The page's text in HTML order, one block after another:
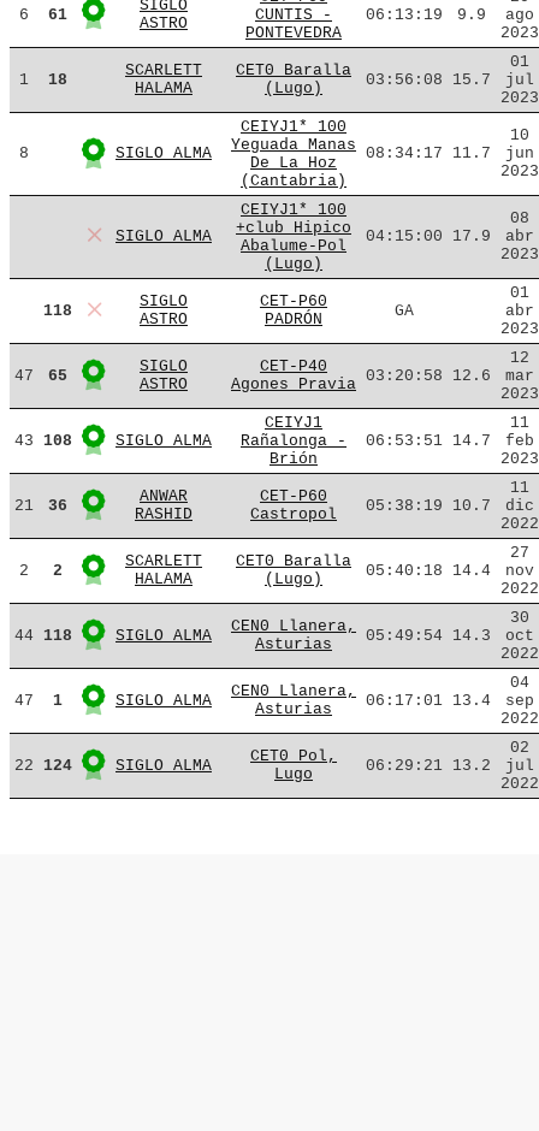
6 61
SIGLO
ASTRO
CUNTIS -
PONTEVEDRA
06:13:19 9.9
ago
2023
1 18
SCARLETT
HALAMA
CET0 Baralla
(Lugo)
03:56:08 15.7
01
jul
2023
8 SIGLO ALMA
CEIYJ1* 100
Yeguada Manas
De La Hoz
(Cantabria)
08:34:17 11.7
10
jun
2023
SIGLO ALMA
CEIYJ1* 100
+club Hipico
Abalume-Pol
(Lugo)
04:15:00 17.9
08
abr
2023
118
SIGLO
ASTRO
CET-P60
PADRÓN
GA
01
abr
2023
47 65
SIGLO
ASTRO
CET-P40
Agones Pravia 03:20:58 12.6
12
mar
2023
43 108 SIGLO ALMA
CEIYJ1
Rañalonga -
Brión
06:53:51 14.7
11
feb
2023
21 36
ANWAR
RASHID
CET-P60
Castropol
05:38:19 10.7
11
dic
2022
2 2
SCARLETT
HALAMA
CET0 Baralla
(Lugo)
05:40:18 14.4
27
nov
2022
44 118 SIGLO ALMA
CEN0 Llanera,
Asturias
05:49:54 14.3
30
oct
2022
47 1 SIGLO ALMA
CEN0 Llanera,
Asturias
06:17:01 13.4
04
sep
2022
22 124 SIGLO ALMA
CET0 Pol,
Lugo
06:29:21 13.2
02
jul
2022